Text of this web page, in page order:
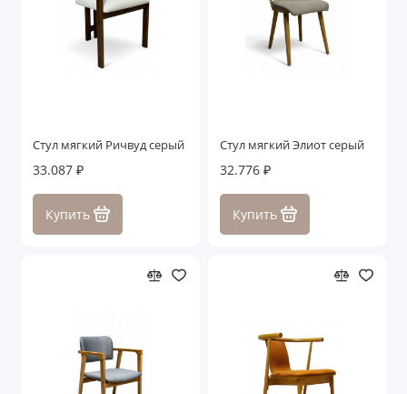
Стул мягкий Ричвуд серый
33.087 ₽
Купить
Стул мягкий Элиот серый
32.776 ₽
Купить